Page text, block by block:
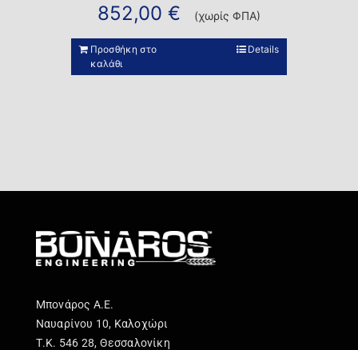
852,00 € (χωρίς ΦΠΑ)
Προσθήκη στο
καλάθι
Details
Μπονάρος Α.Ε.
Ναυαρίνου 10, Καλοχώρι
Τ.Κ. 546 28, Θεσσαλονίκη